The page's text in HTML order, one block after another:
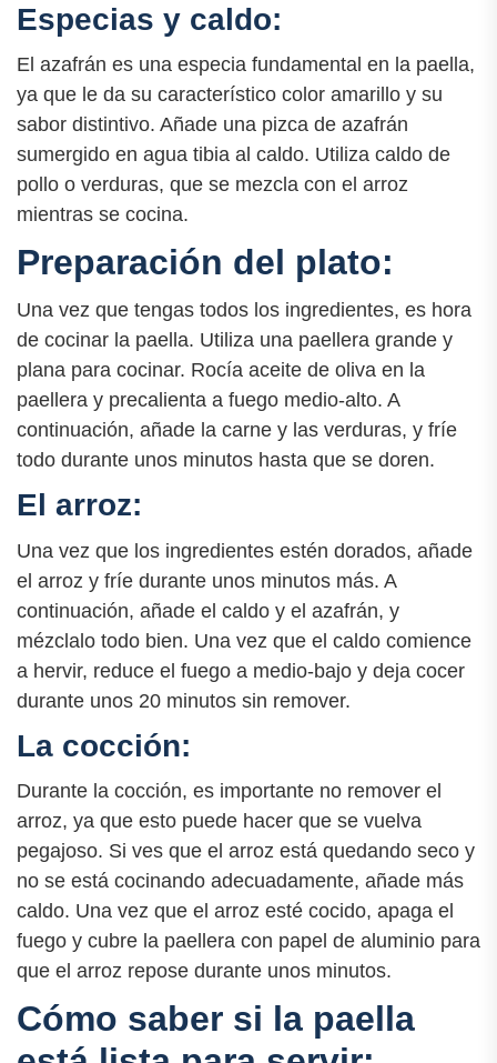
Especias y caldo:
El azafrán es una especia fundamental en la paella,
ya que le da su característico color amarillo y su
sabor distintivo. Añade una pizca de azafrán
sumergido en agua tibia al caldo. Utiliza caldo de
pollo o verduras, que se mezcla con el arroz
mientras se cocina.
Preparación del plato:
Una vez que tengas todos los ingredientes, es hora
de cocinar la paella. Utiliza una paellera grande y
plana para cocinar. Rocía aceite de oliva en la
paellera y precalienta a fuego medio-alto. A
continuación, añade la carne y las verduras, y fríe
todo durante unos minutos hasta que se doren.
El arroz:
Una vez que los ingredientes estén dorados, añade
el arroz y fríe durante unos minutos más. A
continuación, añade el caldo y el azafrán, y
mézclalo todo bien. Una vez que el caldo comience
a hervir, reduce el fuego a medio-bajo y deja cocer
durante unos 20 minutos sin remover.
La cocción:
Durante la cocción, es importante no remover el
arroz, ya que esto puede hacer que se vuelva
pegajoso. Si ves que el arroz está quedando seco y
no se está cocinando adecuadamente, añade más
caldo. Una vez que el arroz esté cocido, apaga el
fuego y cubre la paellera con papel de aluminio para
que el arroz repose durante unos minutos.
Cómo saber si la paella